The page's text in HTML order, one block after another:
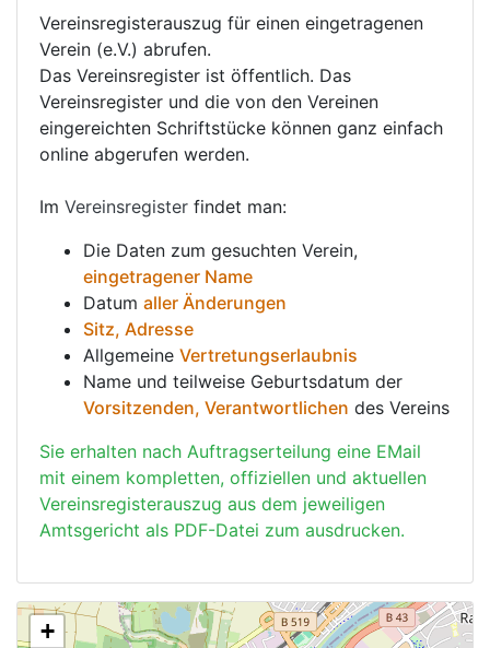
Vereinsregisterauszug für einen eingetragenen
Verein (e.V.) abrufen.
Das Vereinsregister ist öffentlich. Das
Vereinsregister und die von den Vereinen
eingereichten Schriftstücke können ganz einfach
online abgerufen werden.
Im Vereinsregister findet man:
Die Daten zum gesuchten Verein,
eingetragener Name
Datum aller Änderungen
Sitz, Adresse
Allgemeine Vertretungserlaubnis
Name und teilweise Geburtsdatum der
Vorsitzenden, Verantwortlichen des Vereins
Sie erhalten nach Auftragserteilung eine EMail
mit einem kompletten, offiziellen und aktuellen
Vereinsregisterauszug aus dem jeweiligen
Amtsgericht als PDF-Datei zum ausdrucken.
+